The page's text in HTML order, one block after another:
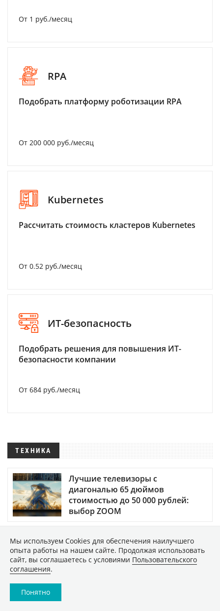
От 1 руб./месяц
RPA
Подобрать платформу роботизации RPA
От 200 000 руб./месяц
Kubernetes
Рассчитать стоимость кластеров Kubernetes
От 0.52 руб./месяц
ИТ-безопасность
Подобрать решения для повышения ИТ-
безопасности компании
От 684 руб./месяц
ТЕХНИКА
Лучшие телевизоры с
диагональю 65 дюймов
стоимостью до 50 000 рублей:
выбор ZOOM
Готовимся к учебному году: 12
бесплатных приложений, чтобы
подтянуть знания
Мы используем Сookies для обеспечения наилучшего
опыта работы на нашем сайте. Продолжая использовать
сайт, вы соглашаетесь с условиями Пользовательского
соглашения.
Понятно